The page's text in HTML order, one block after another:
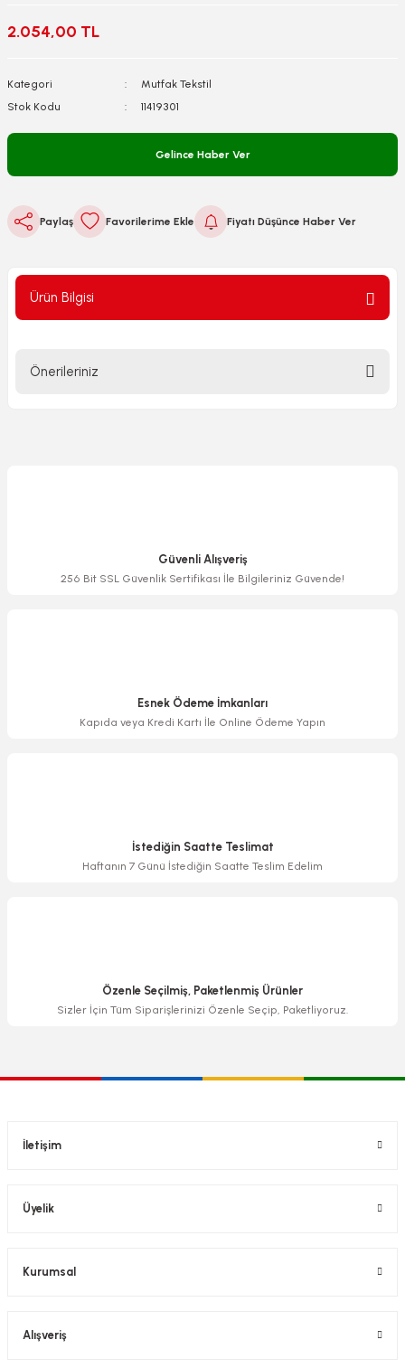
2.054,00 TL
Kategori
Mutfak Tekstil
Stok Kodu
11419301
Gelince Haber Ver
Paylaş Fiyatı Düşünce Haber Ver
Ürün Bilgisi
Önerileriniz
Ürün bilgilerinde hatalar bulunuyor.
Güvenli Alışveriş
256 Bit SSL Güvenlik Sertifikası İle Bilgileriniz Güvende!
Esnek Ödeme İmkanları
Kapıda veya Kredi Kartı İle Online Ödeme Yapın
İstediğin Saatte Teslimat
Haftanın 7 Günü İstediğin Saatte Teslim Edelim
Özenle Seçilmiş, Paketlenmiş Ürünler
Sizler İçin Tüm Siparişlerinizi Özenle Seçip, Paketliyoruz.
İletişim
Üyelik
Kurumsal
Alışveriş